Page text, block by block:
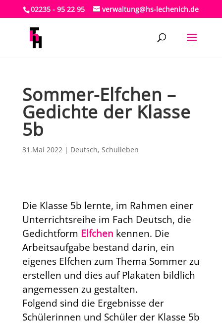
02235 - 95 22 95 verwaltung@hs-lechenich.de
Sommer-Elfchen –
Gedichte der Klasse
5b
31.Mai 2022| Deutsch, Schulleben
Die Klasse 5b lernte, im Rahmen einer
Unterrichtsreihe im Fach Deutsch, die
Gedichtform Elfchen kennen. Die
Arbeitsaufgabe bestand darin, ein
eigenes Elfchen zum Thema Sommer zu
erstellen und dies auf Plakaten bildlich
angemessen zu gestalten.
Folgend sind die Ergebnisse der
Schülerinnen und Schüler der Klasse 5b